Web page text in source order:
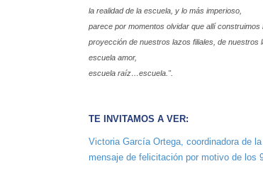
la realidad de la escuela, y lo más imperioso,
parece por momentos olvidar que allí
proyección de nuestros lazos filiales, de
escuela amor,
escuela raíz…escuela.".
TE INVITAMOS A VER:
Victoria García Ortega, coordinadora de
mensaje de felicitación por motivo de los